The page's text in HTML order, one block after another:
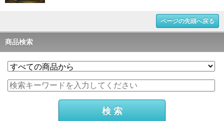
ページの先頭へ戻る
商品検索